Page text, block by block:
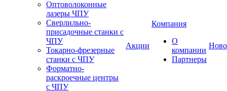
Оптоволоконные
лазеры ЧПУ
Сверлильно-
присадочные станки с
ЧПУ
Токарно-фрезерные
станки с ЧПУ
Форматно-
раскроечные центры
с ЧПУ
Акции
Компания
О
компании
Партнеры